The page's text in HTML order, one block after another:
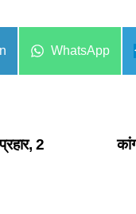
Share
WhatsApp
2